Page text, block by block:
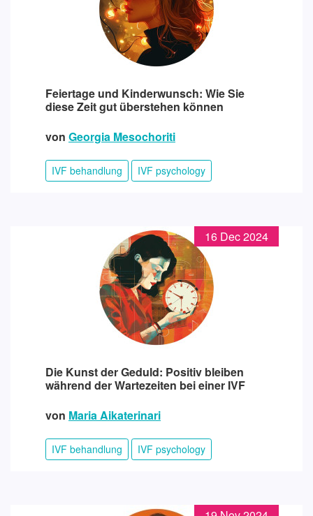
Feiertage und Kinderwunsch: Wie Sie
diese Zeit gut überstehen können
von Georgia Mesochoriti
IVF behandlung IVF psychology
16 Dec 2024
Die Kunst der Geduld: Positiv bleiben
während der Wartezeiten bei einer IVF
von Maria Aikaterinari
IVF behandlung IVF psychology